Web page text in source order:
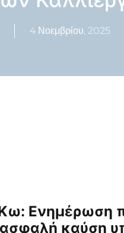
4 Νοεμβρίου, 2025
Ενημέρωση
ασφαλή καύση